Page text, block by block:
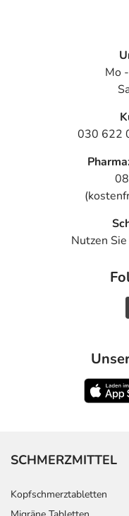
Mo
030 622
Nutzen
SCHMERZMITTEL
Kopfschmerztabletten